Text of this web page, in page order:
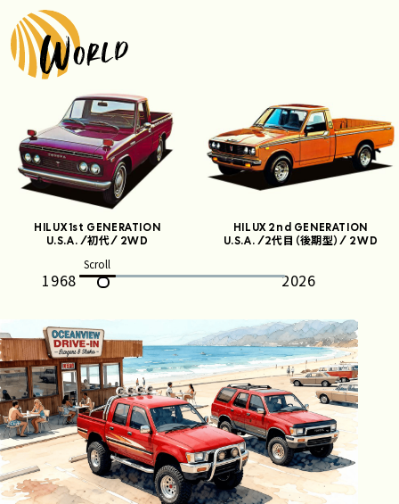
HILUX 1st GENERATION
U.S.A. /初代/ 2WD
HILUX 2nd GENERATION
U.S.A. /2代目（後期型）/ 2WD
1968 2026